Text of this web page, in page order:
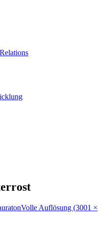
Volle Auflösung (3001 ×